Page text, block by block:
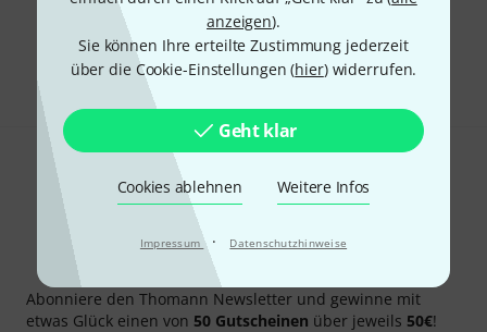
anzeigen).
Sie können Ihre erteilte Zustimmung jederzeit
über die Cookie-Einstellungen (hier) widerrufen.
Geht klar
Cookies ablehnen Weitere Infos
Impressum · Datenschutzhinweise
Gefällt Ihnen, was Sie sehen?
Teilen Hilfe & Feedback
Thomann Newsletter
Abonniere den Thomann Newsletter und gewinne mit
etwas Glück einen von 50 Gutscheinen über jeweils 50€!